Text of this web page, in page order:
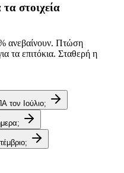
στοιχεία
ανεβαίνουν. Πτώση
τα επιτόκια. Σταθερή η
τον Ιούλιο;